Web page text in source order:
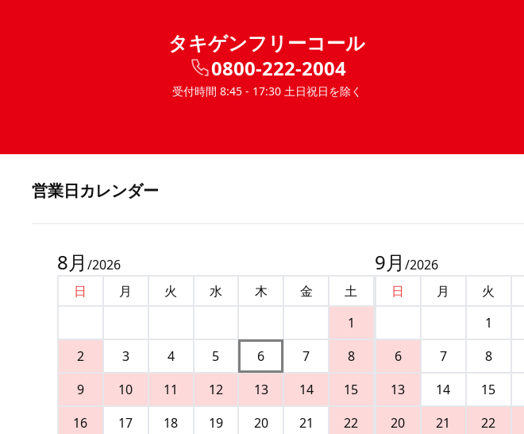
タキゲンフリーコール
0800-222-2004
受付時間 8:45 - 17:30 土日祝日を除く
営業⽇カレンダー
8月 /2026
日
月 火 水 木 金
土
1
2
3 4 5 6 7
8
9
10 11 12 13 14
15
16
17 18 19 20 21
22
9月 /2026
日
月 火
1
6
7 8
13
14 15
20
21 22